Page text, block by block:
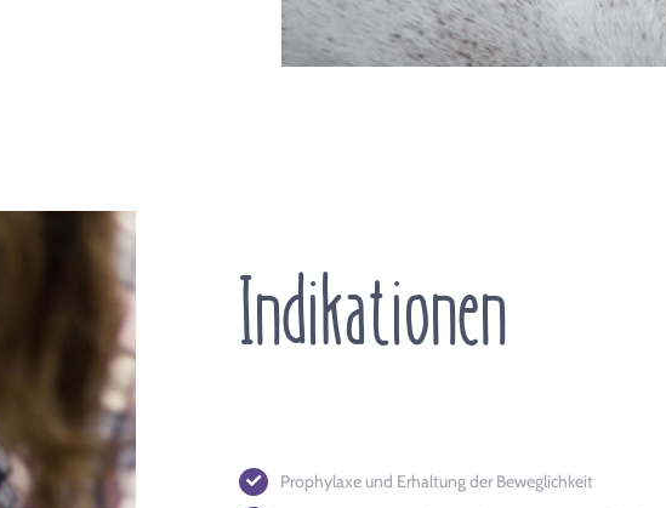
Indikationen
Prophylaxe und Erhaltung der Beweglichkeit